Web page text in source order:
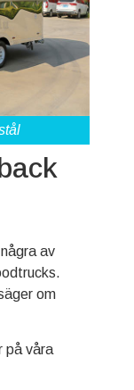
av
om
på våra